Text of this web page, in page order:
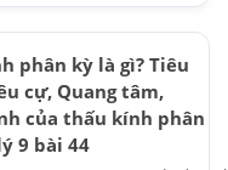
phân kỳ là gì? Tiêu
cự, Quang tâm,
của thấu kính phân
9 bài 44